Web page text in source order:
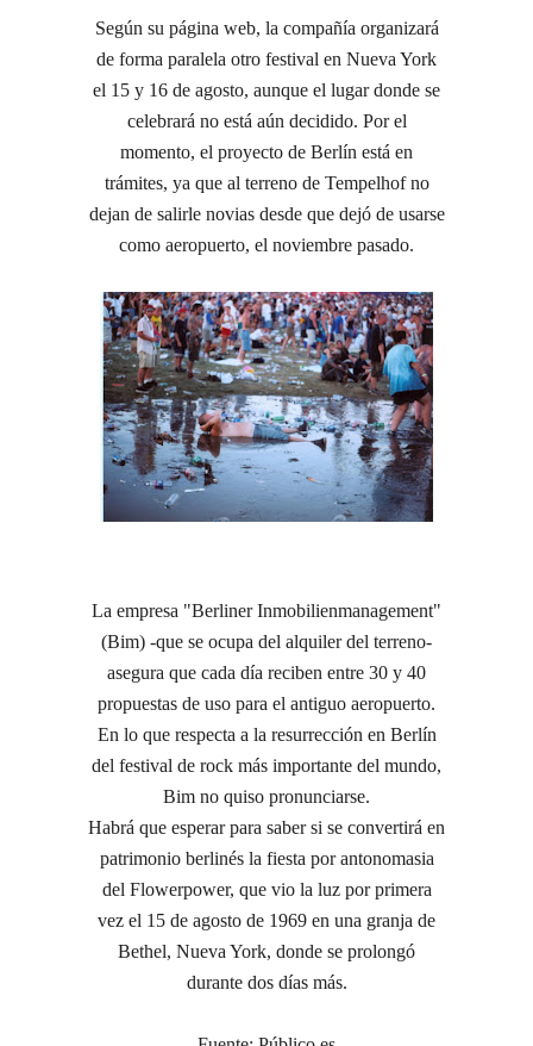
Según su página web, la compañía organizará
de forma paralela otro festival en Nueva York
el 15 y 16 de agosto, aunque el lugar donde se
celebrará no está aún decidido. Por el
momento, el proyecto de Berlín está en
trámites, ya que al terreno de Tempelhof no
dejan de salirle novias desde que dejó de usarse
como aeropuerto, el noviembre pasado.
La empresa "Berliner Inmobilienmanagement"
(Bim) -que se ocupa del alquiler del terreno-
asegura que cada día reciben entre 30 y 40
propuestas de uso para el antiguo aeropuerto.
En lo que respecta a la resurrección en Berlín
del festival de rock más importante del mundo,
Bim no quiso pronunciarse.
Habrá que esperar para saber si se convertirá en
patrimonio berlinés la fiesta por antonomasia
del Flowerpower, que vio la luz por primera
vez el 15 de agosto de 1969 en una granja de
Bethel, Nueva York, donde se prolongó
durante dos días más.